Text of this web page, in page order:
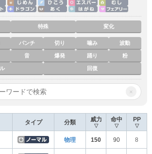
特殊 変化
パンチ 切り 噛み 波動
音 爆発 踊り 粉
回復
×
タイプ 分類 威力
▽
命中
▽
PP
▽
物理 150 90 8